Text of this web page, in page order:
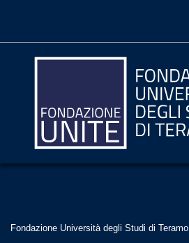
Fondazione Università degli Studi di Teramo